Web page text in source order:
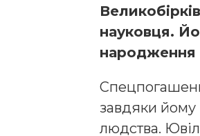
науковця.
народження
завдяки йому
людства.